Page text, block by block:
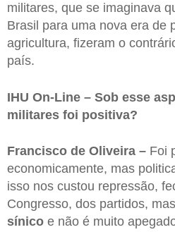
militares, que se imaginava
Brasil para uma nova era de
agricultura, fizeram o
país.
IHU On-Line – Sob esse
militares foi positiva?
Francisco de Oliveira – Foi
economicamente, mas
isso nos custou repressão,
Congresso, dos partidos,
sínico e não é muito